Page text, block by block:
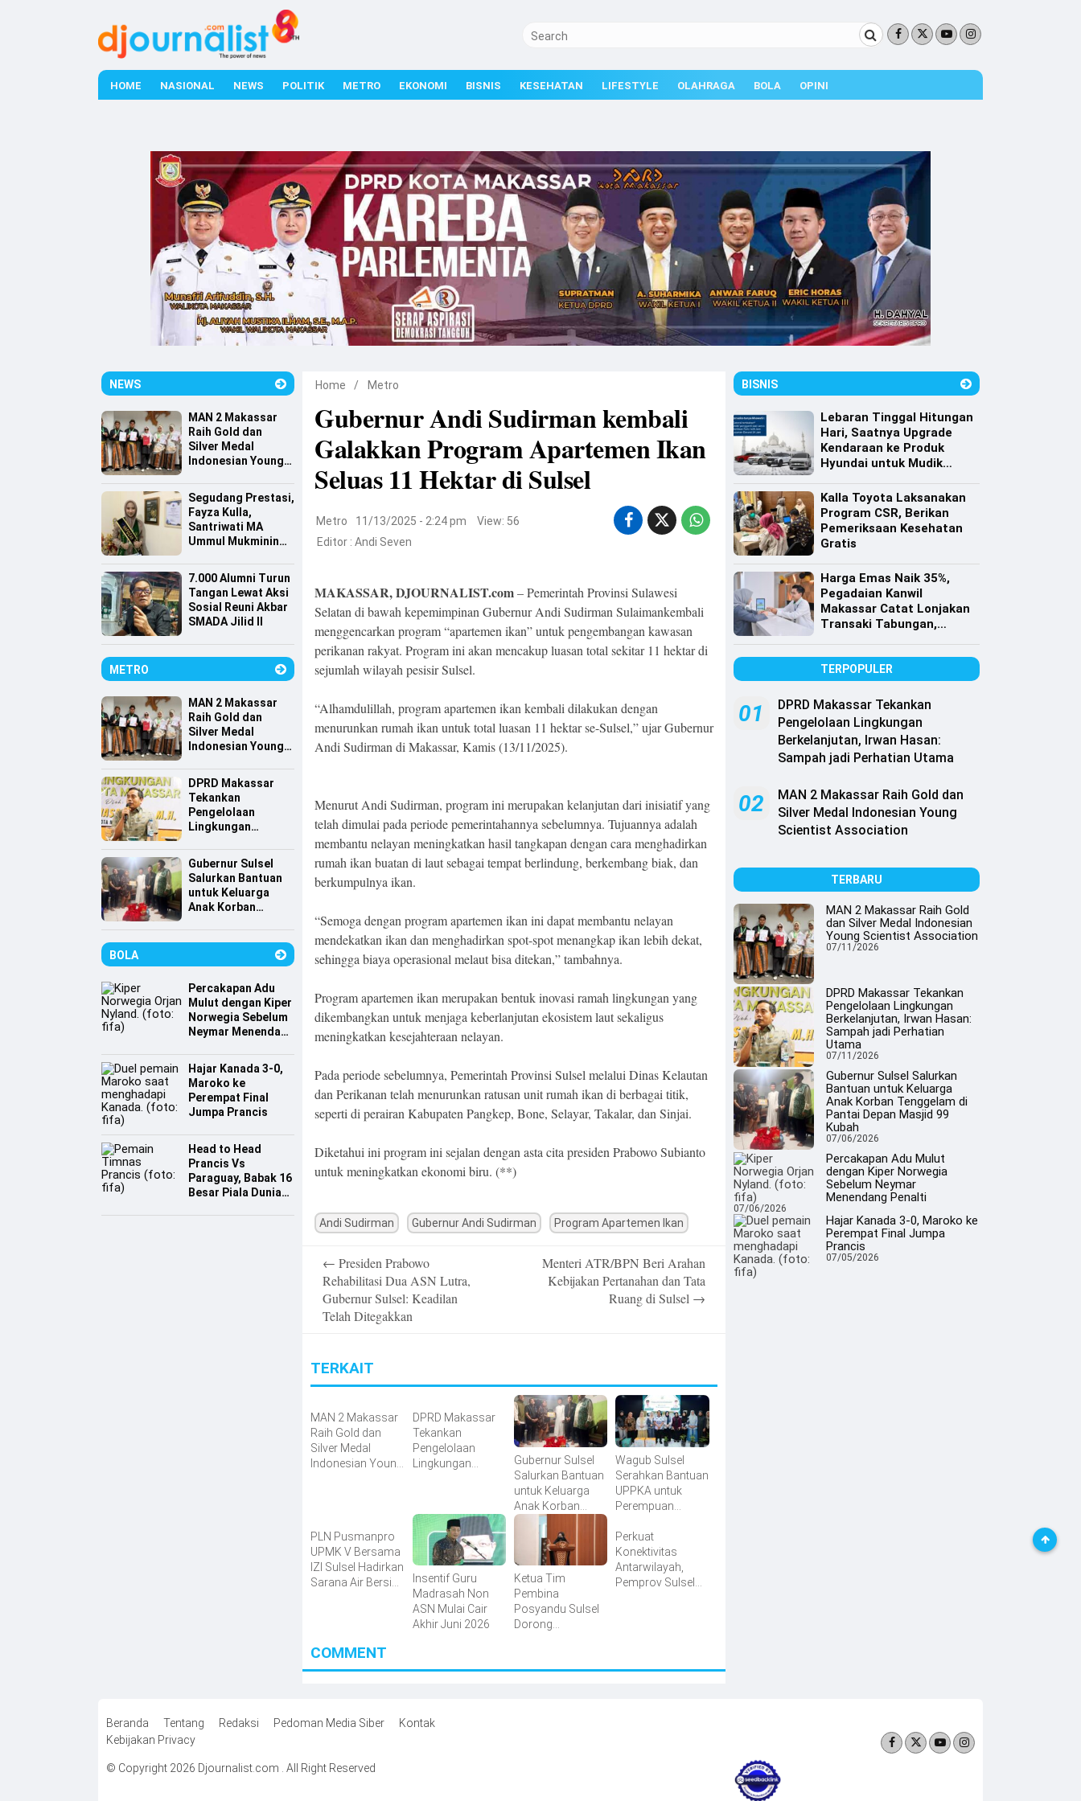
HOME NASIONAL NEWS POLITIK METRO EKONOMI BISNIS KESEHATAN LIFESTYLE OLAHRAGA BOLA OPINI
NEWS
MAN 2 Makassar
Raih Gold dan
Silver Medal
Indonesian Young
Segudang Prestasi,
Fayza Kulla,
Santriwati MA
Ummul Mukminin
Indonesia
7.000 Alumni Turun
Tangan Lewat Aksi
Sosial Reuni Akbar
SMADA Jilid II
METRO
MAN 2 Makassar
Raih Gold dan
Silver Medal
Indonesian Young
DPRD Makassar
Tekankan
Pengelolaan
Lingkungan
Sampah jadi
Perhatian Utama
Gubernur Sulsel
Salurkan Bantuan
untuk Keluarga
Anak Korban
BOLA
Percakapan Adu
Mulut dengan Kiper
Norwegia Sebelum
Neymar Menendang
Hajar Kanada 3-0,
Maroko ke
Perempat Final
Jumpa Prancis
Head to Head
Prancis Vs
Paraguay, Babak 16
Besar Piala Dunia
Home / Metro
Gubernur Andi Sudirman kembali
Galakkan Program Apartemen Ikan
Seluas 11 Hektar di Sulsel
Metro 11/13/2025 - 2:24 pm
View: 56
Editor :Andi Seven
MAKASSAR, DJOURNALIST.com– Pemerintah Provinsi Sulawesi
Selatan di bawah kepemimpinan Gubernur Andi Sudirman Sulaimankembali
menggencarkan program “apartemen ikan” untuk pengembangan kawasan
perikanan rakyat. Program ini akan mencakup luasan total sekitar 11 hektar di
sejumlah wilayah pesisir Sulsel.
“Alhamdulillah, program apartemen ikan kembali dilakukan dengan
menurunkan rumah ikan untuk total luasan 11 hektar se-Sulsel,” ujar Gubernur
Andi Sudirman di Makassar, Kamis (13/11/2025).
Menurut Andi Sudirman, program ini merupakan kelanjutan dari inisiatif yang
telah dimulai pada periode pemerintahannya sebelumnya. Tujuannya adalah
membantu nelayan meningkatkan hasil tangkapan dengan cara menghadirkan
rumah ikan buatan di laut sebagai tempat berlindung, berkembang biak, dan
berkumpulnya ikan.
“Semoga dengan program apartemen ikan ini dapat membantu nelayan
mendekatkan ikan dan menghadirkan spot-spot menangkap ikan lebih dekat,
sehingga biaya operasional melaut bisa ditekan,” tambahnya.
Program apartemen ikan merupakan bentuk inovasi ramah lingkungan yang
dikembangkan untuk menjaga keberlanjutan ekosistem laut sekaligus
meningkatkan kesejahteraan nelayan.
Pada periode sebelumnya, Pemerintah Provinsi Sulsel melalui Dinas Kelautan
dan Perikanan telah menurunkan ratusan unit rumah ikan di berbagai titik,
seperti di perairan Kabupaten Pangkep, Bone, Selayar, Takalar, dan Sinjai.
Diketahui ini program ini sejalan dengan asta cita presiden Prabowo Subianto
untuk meningkatkan ekonomi biru. (**)
Andi Sudirman Gubernur Andi Sudirman Program Apartemen Ikan
navigation
← Presiden Prabowo
Rehabilitasi Dua ASN Lutra,
Gubernur Sulsel: Keadilan
Telah Ditegakkan
Menteri ATR/BPN Beri Arahan
Kebijakan Pertanahan dan Tata
Ruang di Sulsel →
TERKAIT
MAN 2 Makassar
Raih Gold dan
Silver Medal
Indonesian Young
DPRD Makassar
Tekankan
Pengelolaan
Lingkungan
Perhatian Utama
Gubernur Sulsel
Salurkan Bantuan
untuk Keluarga
Anak Korban
Tenggelam di
Pantai Depan
Masjid 99 Kubah
Wagub Sulsel
Serahkan Bantuan
UPPKA untuk
Perempuan
PLN Pusmanpro
UPMK V Bersama
IZI Sulsel Hadirkan
Sarana Air Bersih
Insentif Guru
Madrasah Non
ASN Mulai Cair
Akhir Juni 2026
Ketua Tim
Pembina
Posyandu Sulsel
Dorong
Perkuat
Konektivitas
Antarwilayah,
Pemprov Sulsel
COMMENT
BISNIS
Lebaran Tinggal Hitungan
Hari, Saatnya Upgrade
Kendaraan ke Produk
Hyundai untuk Mudik
Kalla Toyota Laksanakan
Program CSR, Berikan
Pemeriksaan Kesehatan
Gratis
Harga Emas Naik 35%,
Pegadaian Kanwil
Makassar Catat Lonjakan
Transaki Tabungan,
TERPOPULER
01
DPRD Makassar Tekankan
Pengelolaan Lingkungan
Berkelanjutan, Irwan Hasan:
Sampah jadi Perhatian Utama
02
MAN 2 Makassar Raih Gold dan
Silver Medal Indonesian Young
Scientist Association
TERBARU
MAN 2 Makassar Raih Gold
dan Silver Medal Indonesian
Young Scientist Association
07/11/2026
DPRD Makassar Tekankan
Pengelolaan Lingkungan
Berkelanjutan, Irwan Hasan:
Sampah jadi Perhatian
Utama
07/11/2026
Gubernur Sulsel Salurkan
Bantuan untuk Keluarga
Anak Korban Tenggelam di
Pantai Depan Masjid 99
Kubah
07/06/2026
Percakapan Adu Mulut
dengan Kiper Norwegia
Sebelum Neymar
Menendang Penalti
07/06/2026
Hajar Kanada 3-0, Maroko ke
Perempat Final Jumpa
Prancis
07/05/2026
Beranda Tentang Redaksi Pedoman Media Siber
Kontak
Kebijakan Privacy
© Copyright 2026 Djournalist.com . All Right Reserved